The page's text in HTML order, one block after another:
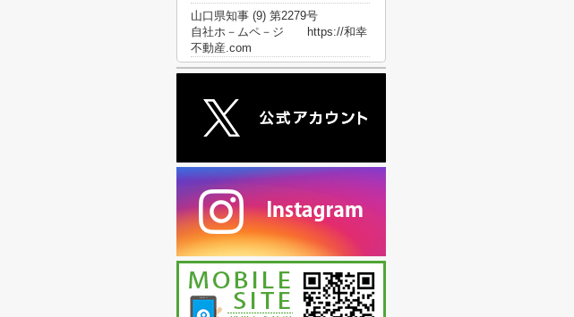
山口県知事 (9) 第2279号
自社ホ－ムペ－ジ https://和幸
不動産.com